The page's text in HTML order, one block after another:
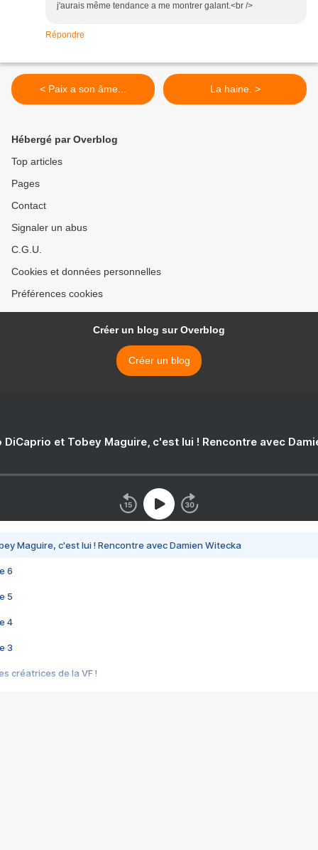
j'aurais même tendance a me montrer galant.<br />
Répondre
< Paix a son âme... La haine. >
Hébergé par Overblog
Top articles
Pages
Contact
Signaler un abus
C.G.U.
Cookies et données personnelles
Préférences cookies
Créer un blog sur Overblog
Créer un blog
DiCaprio et Tobey Maguire, c'est lui ! Rencontre avec
Maguire, c'est lui ! Rencontre avec Damien Witecka
6
5
4
3
créatrices de la VF !